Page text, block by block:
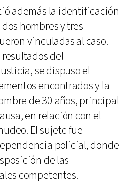
además la identificación
hombres y tres
vinculadas al caso.
del
se dispuso el
encontrados y la
de 30 años, principal
en relación con el
El sujeto fue
policial, donde
de las
competentes.